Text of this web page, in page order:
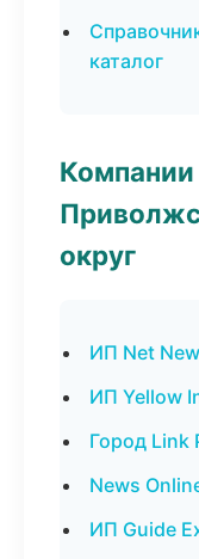
каталог
Компании
округ
ИП Net
ИП Yellow
Город
News
ИП Guide